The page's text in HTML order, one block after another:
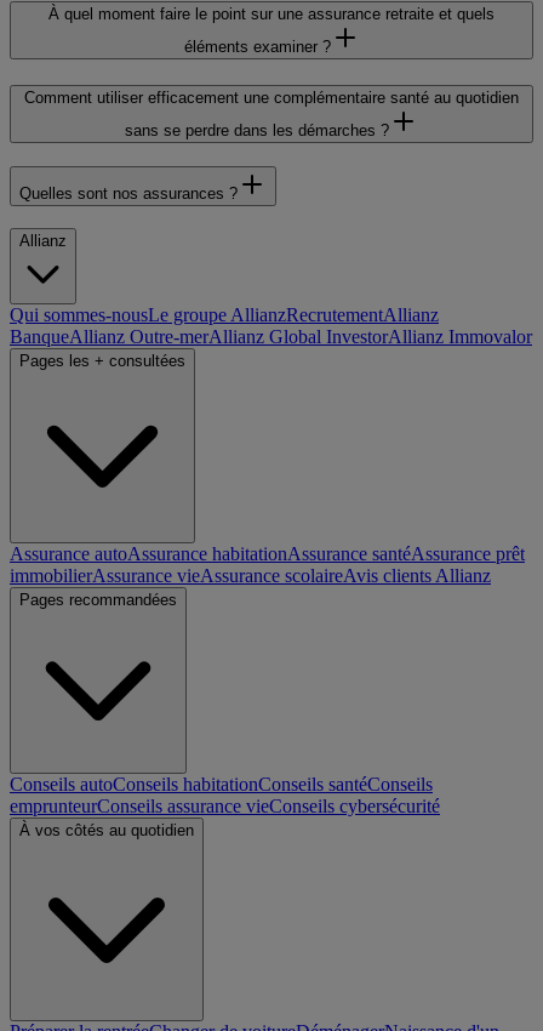
À quel moment faire le point sur une assurance retraite et quels
éléments examiner ?
Comment utiliser efficacement une complémentaire santé au quotidien
sans se perdre dans les démarches ?
Quelles sont nos assurances ?
Allianz
Qui sommes-nousLe groupe AllianzRecrutementAllianz
BanqueAllianz Outre-merAllianz Global InvestorAllianz Immovalor
Pages les + consultées
Assurance autoAssurance habitationAssurance santéAssurance prêt
immobilierAssurance vieAssurance scolaireAvis clients Allianz
Pages recommandées
Conseils autoConseils habitationConseils santéConseils
emprunteurConseils assurance vieConseils cybersécurité
À vos côtés au quotidien